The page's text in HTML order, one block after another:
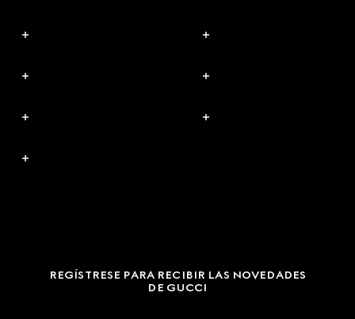
REGÍSTRESE PARA RECIBIR LAS NOVEDADES
DE GUCCI